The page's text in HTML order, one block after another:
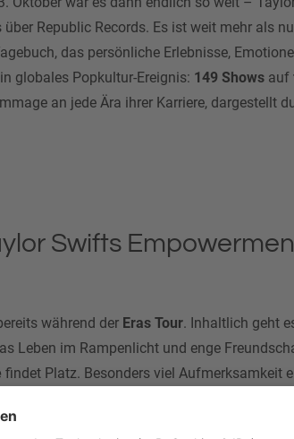
Republic Records. Es ist weit mehr als
das persönliche Erlebnisse,
globales Popkultur-Ereignis: 149 Shows auf
an jede Ära ihrer Karriere, dargestellt
Swifts
während der Eras Tour. Inhaltlich geht
Leben im Rampenlicht und enge
findet Platz. Besonders viel Aufmerksamkeit
sich mit Vorurteilen über Frauen im
die Kulissen
ihrer „lebendigen,